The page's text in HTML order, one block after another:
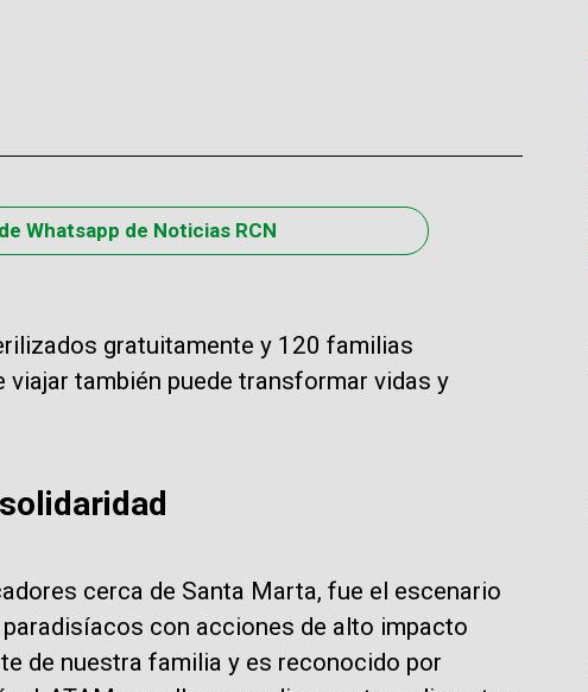
Whatsapp de Noticias RCN
gratuitamente y 120 familias
también puede transformar vidas y
cerca de Santa Marta, fue el escenario
con acciones de alto impacto
de nuestra familia y es reconocido por